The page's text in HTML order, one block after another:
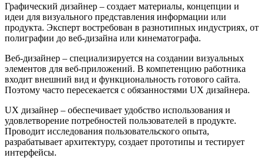
Графический дизайнер – создает материалы, концепции и
идеи для визуального представления информации или
продукта. Эксперт востребован в разнотипных индустриях, от
полиграфии до веб-дизайна или кинематографа.
Веб-дизайнер – специализируется на создании визуальных
элементов для веб-приложений. В компетенцию работника
входит внешний вид и функциональность готового сайта.
Поэтому часто пересекается с обязанностями UX дизайнера.
UX дизайнер – обеспечивает удобство использования и
удовлетворение потребностей пользователей в продукте.
Проводит исследования пользовательского опыта,
разрабатывает архитектуру, создает прототипы и тестирует
интерфейсы.